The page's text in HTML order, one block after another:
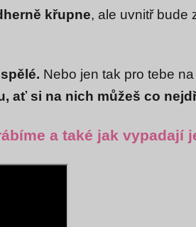
křupne, ale uvnitř bude
Nebo jen tak pro tebe
ať si na nich můžeš co
a také jak vypadají